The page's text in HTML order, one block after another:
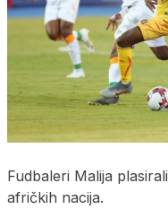
Fudbaleri Malija
afričkih nacija.